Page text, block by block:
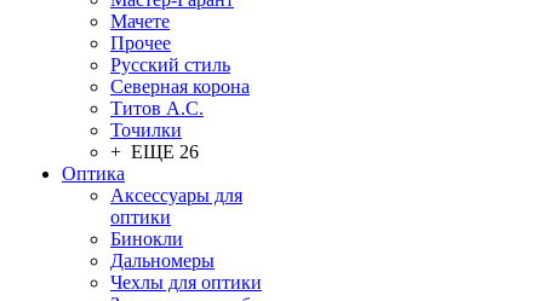
Мачете
Прочее
Русский стиль
Северная корона
Титов А.С.
Точилки
+ ЕЩЕ 26
Оптика
Аксессуары для
оптики
Бинокли
Дальномеры
Чехлы для оптики